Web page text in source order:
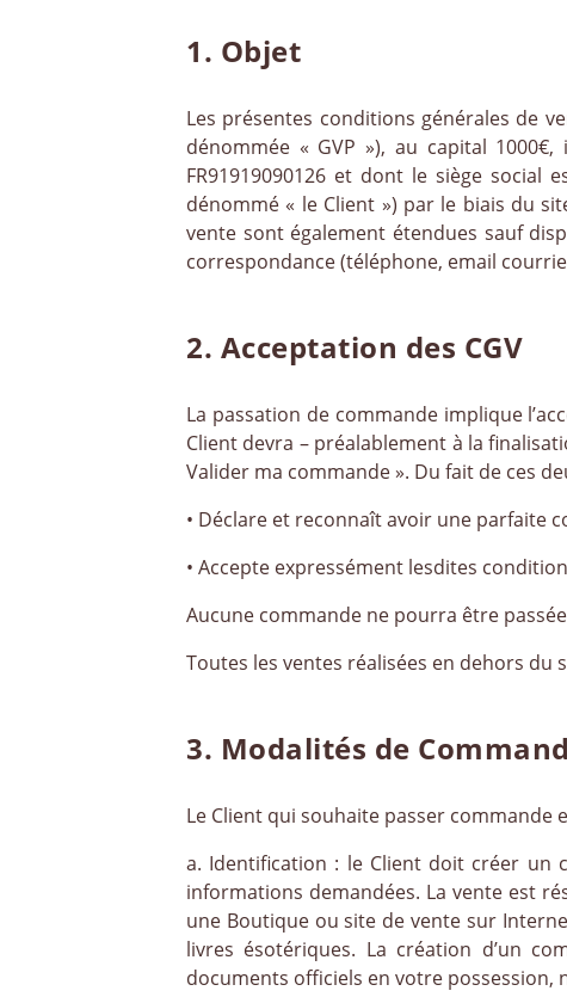
1. Objet
Les présentes conditions générales de
dénommée « GVP »), au capital
FR91919090126 et dont le siège social
dénommé « le Client ») par le biais du
vente sont également étendues sauf
correspondance (téléphone, email
2. Acceptation des CGV
La passation de commande implique
Client devra – préalablement à la
Valider ma commande ». Du fait de ces
• Déclare et reconnaît avoir une parfaite
• Accepte expressément lesdites
Aucune commande ne pourra être
Toutes les ventes réalisées en dehors
3. Modalités de
Le Client qui souhaite passer
a. Identification : le Client doit créer un
informations demandées. La vente est
une Boutique ou site de vente sur
livres ésotériques. La création d’un
documents officiels en votre